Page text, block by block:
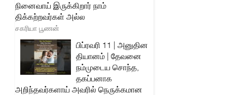
நினைவாய் இருக்கிறார் நாம்
திக்கற்றவர்கள் அல்ல
சகரியா பூணன்
பிப்ரவரி 11 | அனுதின
தியானம் | தேவனை
நம்முடைய சொந்த,
தகப்பனாக
அறிந்தவர்களாய் அவரில் நெருக்கமான